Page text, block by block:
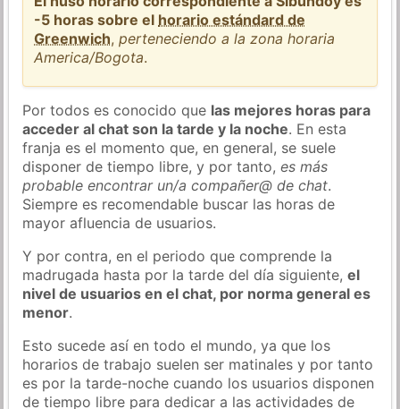
-5 horas sobre el horario estándard de
Greenwich,perteneciendo a la zona horaria
America/Bogota.
Por todos es conocido que las mejores horas para
acceder al chat son la tarde y la noche. En esta
franja es el momento que, en general, se suele
disponer de tiempo libre, y por tanto,es más
probable encontrar un/a compañer@ de chat.
Siempre es recomendable buscar las horas de
mayor afluencia de usuarios.
Y por contra, en el periodo que comprende la
madrugada hasta por la tarde del día siguiente,el
nivel de usuarios en el chat, por norma general es
menor.
Esto sucede así en todo el mundo, ya que los
horarios de trabajo suelen ser matinales y por tanto
es por la tarde-noche cuando los usuarios disponen
de tiempo libre para dedicar a las actividades de